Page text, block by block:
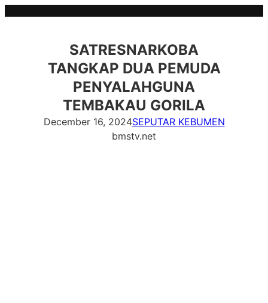
SATRESNARKOBA
TANGKAP DUA PEMUDA
PENYALAHGUNA
TEMBAKAU GORILA
December 16, 2024SEPUTAR KEBUMEN
bmstv.net